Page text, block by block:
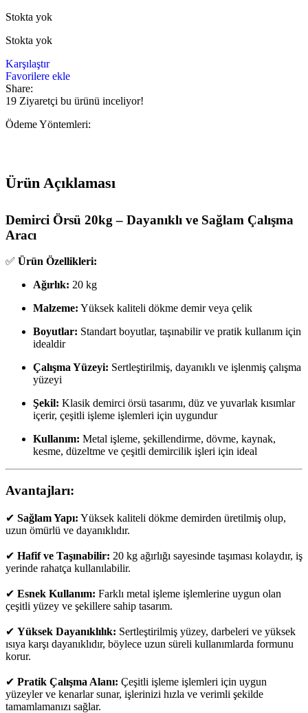
Stokta yok
Stokta yok
Karşılaştır
Favorilere ekle
Share:
19 Ziyaretçi bu ürünü inceliyor!
Ödeme Yöntemleri:
Ürün Açıklaması
Demirci Örsü 20kg – Dayanıklı ve Sağlam Çalışma
Aracı
✅ Ürün Özellikleri:
Ağırlık: 20 kg
Malzeme: Yüksek kaliteli dökme demir veya çelik
Boyutlar: Standart boyutlar, taşınabilir ve pratik kullanım için
idealdir
Çalışma Yüzeyi: Sertleştirilmiş, dayanıklı ve işlenmiş çalışma
yüzeyi
Şekil: Klasik demirci örsü tasarımı, düz ve yuvarlak kısımlar
içerir, çeşitli işleme işlemleri için uygundur
Kullanım: Metal işleme, şekillendirme, dövme, kaynak,
kesme, düzeltme ve çeşitli demircilik işleri için ideal
Avantajları:
✔ Sağlam Yapı: Yüksek kaliteli dökme demirden üretilmiş olup,
uzun ömürlü ve dayanıklıdır.
✔ Hafif ve Taşınabilir: 20 kg ağırlığı sayesinde taşıması kolaydır, iş
yerinde rahatça kullanılabilir.
✔ Esnek Kullanım: Farklı metal işleme işlemlerine uygun olan
çeşitli yüzey ve şekillere sahip tasarım.
✔ Yüksek Dayanıklılık: Sertleştirilmiş yüzey, darbeleri ve yüksek
ısıya karşı dayanıklıdır, böylece uzun süreli kullanımlarda formunu
korur.
✔ Pratik Çalışma Alanı: Çeşitli işleme işlemleri için uygun
yüzeyler ve kenarlar sunar, işlerinizi hızla ve verimli şekilde
tamamlamanızı sağlar.